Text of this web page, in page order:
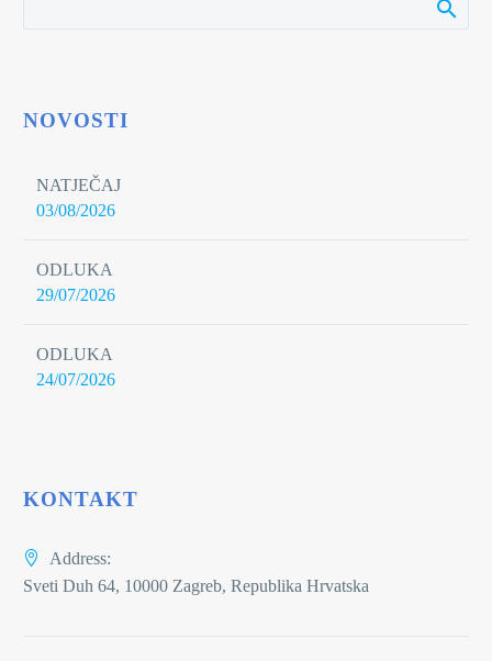
NOVOSTI
NATJEČAJ
03/08/2026
ODLUKA
29/07/2026
ODLUKA
24/07/2026
KONTAKT
Address:
Sveti Duh 64, 10000 Zagreb, Republika Hrvatska